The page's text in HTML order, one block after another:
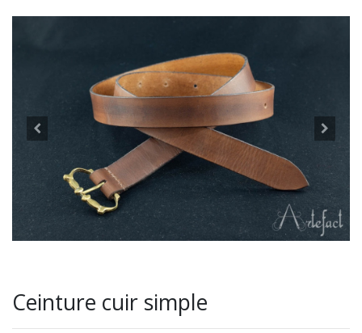
Ceinture cuir simple